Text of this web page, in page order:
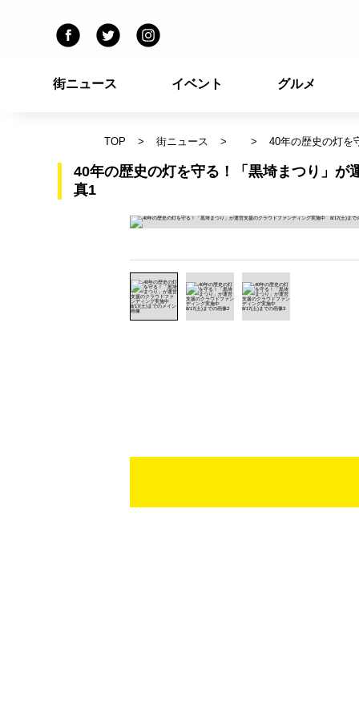
街ニュース イベント グルメ
TOP 街ニュース 40年の歴史の灯を
40年の歴史の灯を守る！「黒埼まつり」
真1